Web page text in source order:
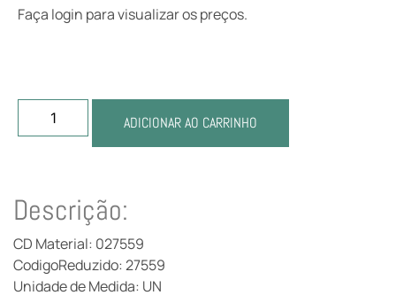
Faça login para visualizar os preços.
ADICIONAR AO CARRINHO
Descrição:
CD Material: 027559
CodigoReduzido: 27559
Unidade de Medida: UN